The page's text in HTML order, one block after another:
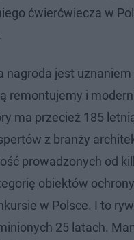
ćwierćwiecza w
nagroda jest
remontujemy i
ma przecież 185
z branży
prowadzonych od
obiektów
w Polsce. I to
25 latach.